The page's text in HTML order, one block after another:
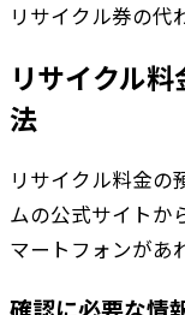
リサイクル券の代
リサイクル
法
リサイクル料金の
ムの公式サイトか
マートフォンがあ